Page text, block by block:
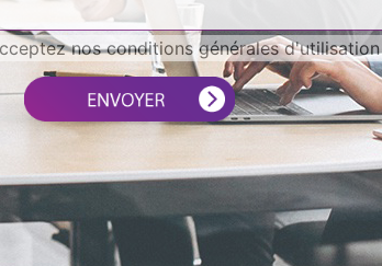
nos conditions générales d'utilisation